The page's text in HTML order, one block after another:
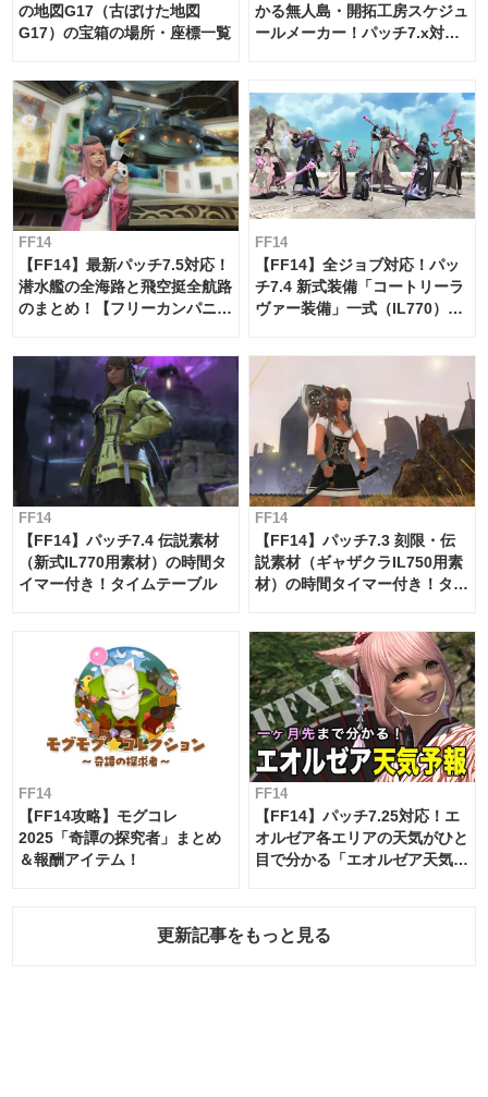
の地図G17（古ぼけた地図
G17）の宝箱の場所・座標一覧
かる無人島・開拓工房スケジュ
ールメーカー！パッチ7.x対応
FF14
【FF14】最新パッチ7.5対応！
潜水艦の全海路と飛空挺全航路
のまとめ！【フリーカンパニ
FF14
【FF14】全ジョブ対応！パッ
チ7.4 新式装備「コートリーラ
ヴァー装備」一式（IL770）の
FF14
【FF14】パッチ7.4 伝説素材
（新式IL770用素材）の時間タ
イマー付き！タイムテーブル
FF14
【FF14】パッチ7.3 刻限・伝
説素材（ギャザクラIL750用素
材）の時間タイマー付き！タイ
FF14
【FF14攻略】モグコレ
2025「奇譚の探究者」まとめ
＆報酬アイテム！
FF14
【FF14】パッチ7.25対応！エ
オルゼア各エリアの天気がひと
目で分かる「エオルゼア天気予
更新記事をもっと見る